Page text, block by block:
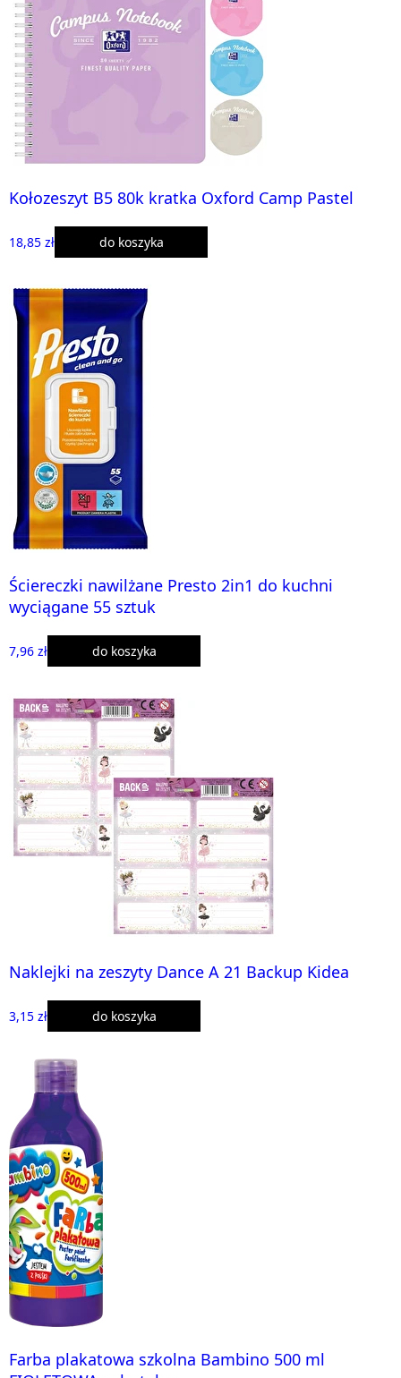
Kołozeszyt B5 80k kratka Oxford Camp Pastel
18,85 zł do koszyka
Ściereczki nawilżane Presto 2in1 do kuchni
wyciągane 55 sztuk
7,96 zł do koszyka
Naklejki na zeszyty Dance A 21 Backup Kidea
3,15 zł do koszyka
Farba plakatowa szkolna Bambino 500 ml